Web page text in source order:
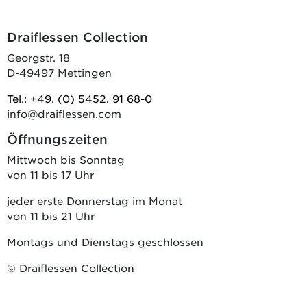
Draiflessen Collection
Georgstr. 18
D-49497 Mettingen
Tel.: +49. (0) 5452. 91 68-0
info@draiflessen.com
Öffnungszeiten
Mittwoch bis Sonntag
von 11 bis 17 Uhr
jeder erste Donnerstag im Monat
von 11 bis 21 Uhr
Montags und Dienstags geschlossen
© Draiflessen Collection